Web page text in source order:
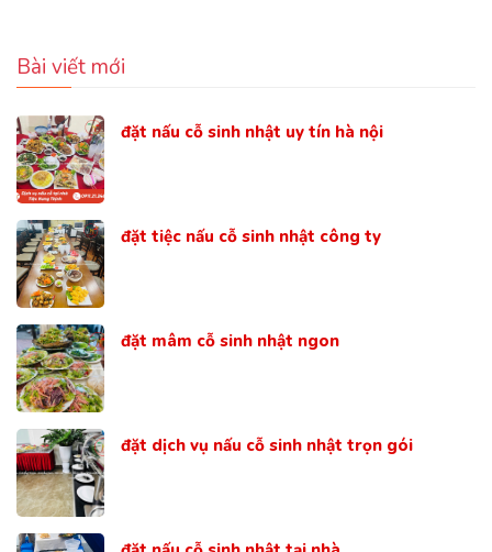
Bài viết mới
đặt nấu cỗ sinh nhật uy tín hà nội
đặt tiệc nấu cỗ sinh nhật công ty
đặt mâm cỗ sinh nhật ngon
đặt dịch vụ nấu cỗ sinh nhật trọn gói